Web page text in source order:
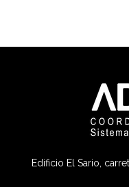
Edificio El Sario,